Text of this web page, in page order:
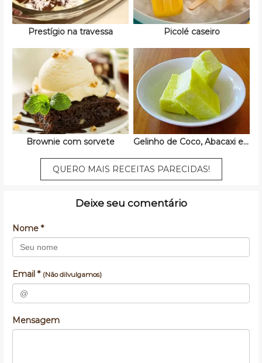
Prestígio na travessa Picolé caseiro
Brownie com sorvete Gelinho de Coco, Abacaxi e Limão
QUERO MAIS RECEITAS PARECIDAS!
Deixe seu comentário
Nome *
Email * (Não dilvulgamos)
Mensagem